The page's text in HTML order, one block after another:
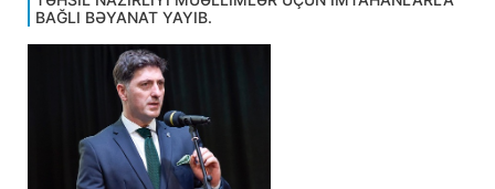
BAĞLI BƏYANAT YAYIB.